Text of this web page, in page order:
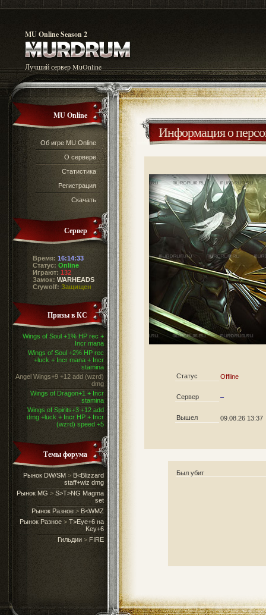
MU Online Season 2
Лучший сервер MuOnline
MU Online
Об игре MU Online
О сервере
Статистика
Регистрация
Скачать
Сервер
Время: 16:14:34
Статус: Online
Играют: 132
Замок: WARHEADS
Crywolf: Защищен
Призы в КС
Wings of Soul +1% HP rec +
Incr mana
Wings of Soul +2% HP rec
+luck + Incr mana + Incr
stamina
Angel Wings+9 +12 add (wzrd)
dmg
Wings of Dragon+1 + Incr
stamina
Wings of Spirits+3 +12 add
dmg +luck + Incr HP + Incr
(wzrd) speed +5
Темы форума
Рынок DW/SM > B<Blizzard
staff+wiz dmg
Рынок MG > S>T>NG Magma
set
Рынок Разное > B<WMZ
Рынок Разное > T>Eye+6 на
Key+6
Гильдии > FIRE
Информация о
Статус Offline
Сервер –
Вышел 09.08.26 13:37
Был убит